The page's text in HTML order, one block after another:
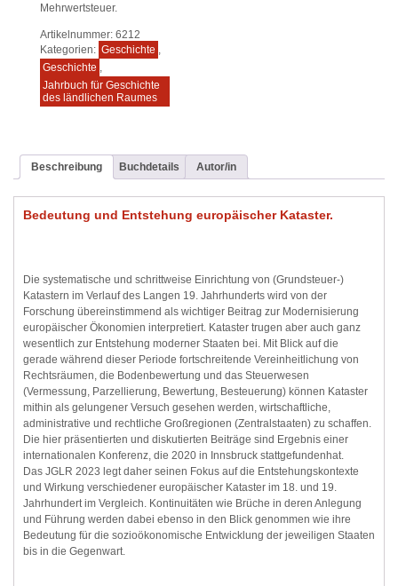
Mehrwertsteuer.
Artikelnummer: 6212
Kategorien: Geschichte ,
Geschichte ,
Jahrbuch für Geschichte
des ländlichen Raumes
Beschreibung Buchdetails Autor/in
Bedeutung und Entstehung europäischer Kataster.
Die systematische und schrittweise Einrichtung von (Grundsteuer-)
Katastern im Verlauf des Langen 19. Jahrhunderts wird von der
Forschung übereinstimmend als wichtiger Beitrag zur Modernisierung
europäischer Ökonomien interpretiert. Kataster trugen aber auch ganz
wesentlich zur Entstehung moderner Staaten bei. Mit Blick auf die
gerade während dieser Periode fortschreitende Vereinheitlichung von
Rechtsräumen, die Bodenbewertung und das Steuerwesen
(Vermessung, Parzellierung, Bewertung, Besteuerung) können Kataster
mithin als gelungener Versuch gesehen werden, wirtschaftliche,
administrative und rechtliche Großregionen (Zentralstaaten) zu schaffen.
Die hier präsentierten und diskutierten Beiträge sind Ergebnis einer
internationalen Konferenz, die 2020 in Innsbruck stattgefundenhat.
Das JGLR 2023 legt daher seinen Fokus auf die Entstehungskontexte
und Wirkung verschiedener europäischer Kataster im 18. und 19.
Jahrhundert im Vergleich. Kontinuitäten wie Brüche in deren Anlegung
und Führung werden dabei ebenso in den Blick genommen wie ihre
Bedeutung für die sozioökonomische Entwicklung der jeweiligen Staaten
bis in die Gegenwart.